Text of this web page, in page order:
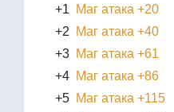
+1
Маг атака +20
+2
Маг атака +40
+3 Маг атака +61
+4 Маг атака +86
+5 Маг атака +115